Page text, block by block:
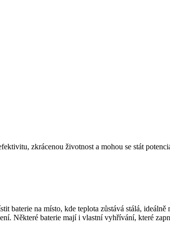
zkrácenou životnost a mohou se stát
baterie na místo, kde teplota zůstává stálá, ideálně
Některé baterie mají i vlastní vyhřívání, které